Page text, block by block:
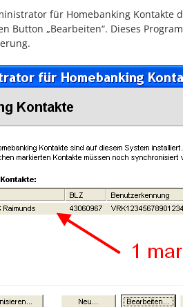
für Homebanking Kontakte
Button „Bearbeiten“. Dieses